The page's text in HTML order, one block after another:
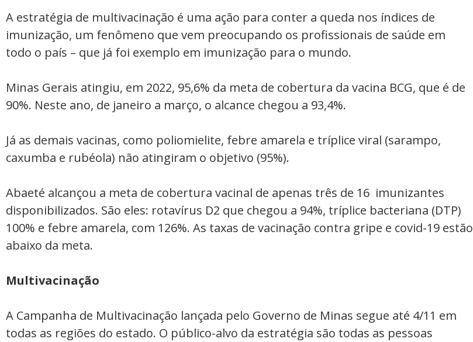
A estratégia de multivacinação é uma ação para conter a queda nos índices de
imunização, um fenômeno que vem preocupando os profissionais de saúde em
todo o país – que já foi exemplo em imunização para o mundo.
Minas Gerais atingiu, em 2022, 95,6% da meta de cobertura da vacina BCG, que é de
90%. Neste ano, de janeiro a março, o alcance chegou a 93,4%.
Já as demais vacinas, como poliomielite, febre amarela e tríplice viral (sarampo,
caxumba e rubéola) não atingiram o objetivo (95%).
Abaeté alcançou a meta de cobertura vacinal de apenas três de 16 imunizantes
disponibilizados. São eles: rotavírus D2 que chegou a 94%, tríplice bacteriana (DTP)
100% e febre amarela, com 126%. As taxas de vacinação contra gripe e covid-19 estão
abaixo da meta.
Multivacinação
A Campanha de Multivacinação lançada pelo Governo de Minas segue até 4/11 em
todas as regiões do estado. O público-alvo da estratégia são todas as pessoas